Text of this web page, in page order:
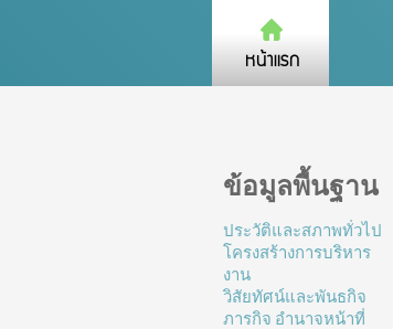
ข้อมูลพื้นฐาน
ประวัติและสภาพทั่วไป
โครงสร้างการบริหาร
งาน
วิสัยทัศน์และพันธกิจ
ภารกิจ อำนาจหน้าที่